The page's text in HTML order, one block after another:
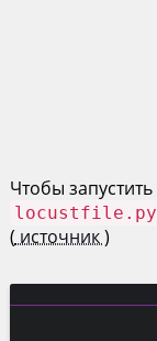
Чтобы
locustfile.py
( источник)